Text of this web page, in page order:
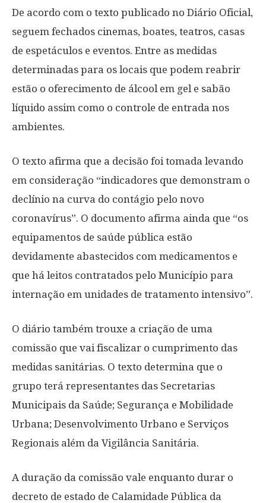
De acordo com o texto publicado no Diário Oficial,
seguem fechados cinemas, boates, teatros, casas
de espetáculos e eventos. Entre as medidas
determinadas para os locais que podem reabrir
estão o oferecimento de álcool em gel e sabão
líquido assim como o controle de entrada nos
ambientes.
O texto afirma que a decisão foi tomada levando
em consideração “indicadores que demonstram o
declínio na curva do contágio pelo novo
coronavírus”. O documento afirma ainda que “os
equipamentos de saúde pública estão
devidamente abastecidos com medicamentos e
que há leitos contratados pelo Município para
internação em unidades de tratamento intensivo”.
O diário também trouxe a criação de uma
comissão que vai fiscalizar o cumprimento das
medidas sanitárias. O texto determina que o
grupo terá representantes das Secretarias
Municipais da Saúde; Segurança e Mobilidade
Urbana; Desenvolvimento Urbano e Serviços
Regionais além da Vigilância Sanitária.
A duração da comissão vale enquanto durar o
decreto de estado de Calamidade Pública da